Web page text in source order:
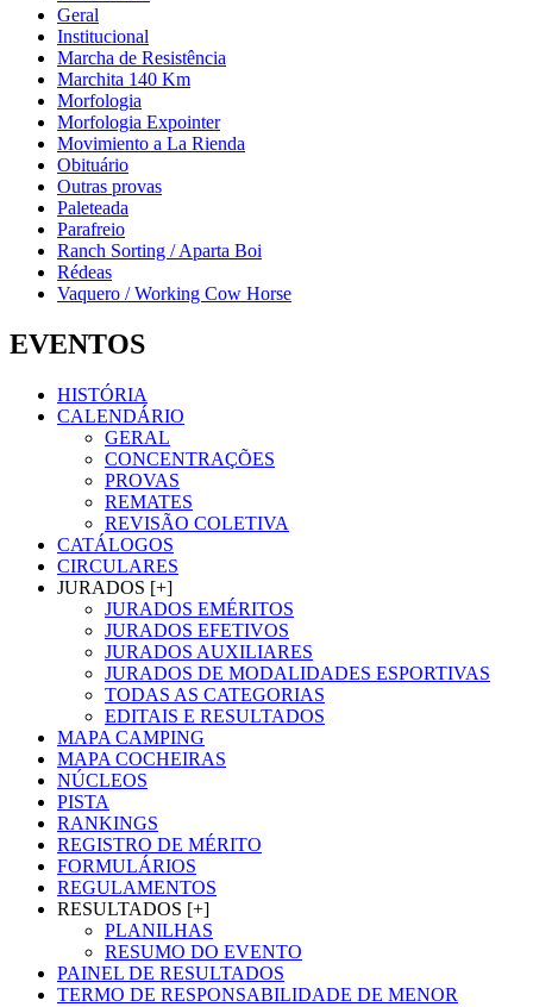
Geral
Institucional
Marcha de Resistência
Marchita 140 Km
Morfologia
Morfologia Expointer
Movimiento a La Rienda
Obituário
Outras provas
Paleteada
Parafreio
Ranch Sorting / Aparta Boi
Rédeas
Vaquero / Working Cow Horse
EVENTOS
HISTÓRIA
CALENDÁRIO
GERAL
CONCENTRAÇÕES
PROVAS
REMATES
REVISÃO COLETIVA
CATÁLOGOS
CIRCULARES
JURADOS [+]
JURADOS EMÉRITOS
JURADOS EFETIVOS
JURADOS AUXILIARES
JURADOS DE MODALIDADES ESPORTIVAS
TODAS AS CATEGORIAS
EDITAIS E RESULTADOS
MAPA CAMPING
MAPA COCHEIRAS
NÚCLEOS
PISTA
RANKINGS
REGISTRO DE MÉRITO
FORMULÁRIOS
REGULAMENTOS
RESULTADOS [+]
PLANILHAS
RESUMO DO EVENTO
PAINEL DE RESULTADOS
TERMO DE RESPONSABILIDADE DE MENOR